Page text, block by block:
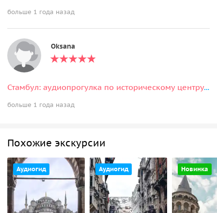
больше 1 года назад
Oksana
Стамбул: аудиопрогулка по историческому центру Султанахмет
больше 1 года назад
Похожие экскурсии
Аудиогид Аудиогид Новинка